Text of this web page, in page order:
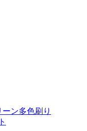
ン多色刷り